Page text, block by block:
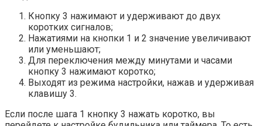
Кнопку 3 нажимают и удерживают до двух
коротких сигналов;
Нажатиями на кнопки 1 и 2 значение увеличивают
или уменьшают;
Для переключения между минутами и часами
кнопку 3 нажимают коротко;
Выходят из режима настройки, нажав и удерживая
клавишу 3.
Если после шага 1 кнопку 3 нажать коротко, вы